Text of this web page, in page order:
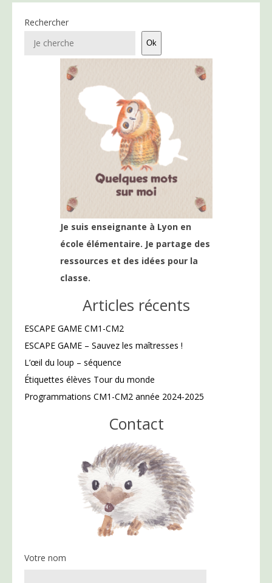
Rechercher
Ok
Je suis enseignante à Lyon en
école élémentaire. Je partage des
ressources et des idées pour la
classe.
Articles récents
ESCAPE GAME CM1-CM2
ESCAPE GAME – Sauvez les maîtresses !
L’œil du loup – séquence
Étiquettes élèves Tour du monde
Programmations CM1-CM2 année 2024-2025
Contact
Votre nom